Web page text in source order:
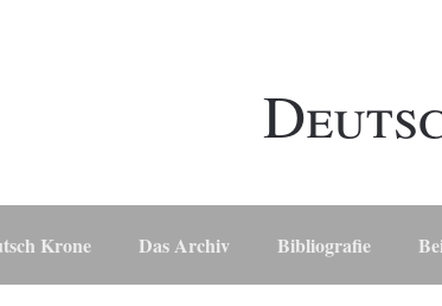
Krone Das Archiv Bibliografie